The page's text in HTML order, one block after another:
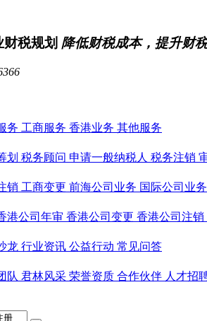
税规划 降低财税成本，提升财
务 工商服务 香港业务 其他服务
划 税务顾问 申请一般纳税人 税务注销
销 工商变更 前海公司业务 国际公司业
港公司年审 香港公司变更 香港公司注销
龙 行业资讯 公益行动 常见问答
队 君林风采 荣誉资质 合作伙伴 人才招